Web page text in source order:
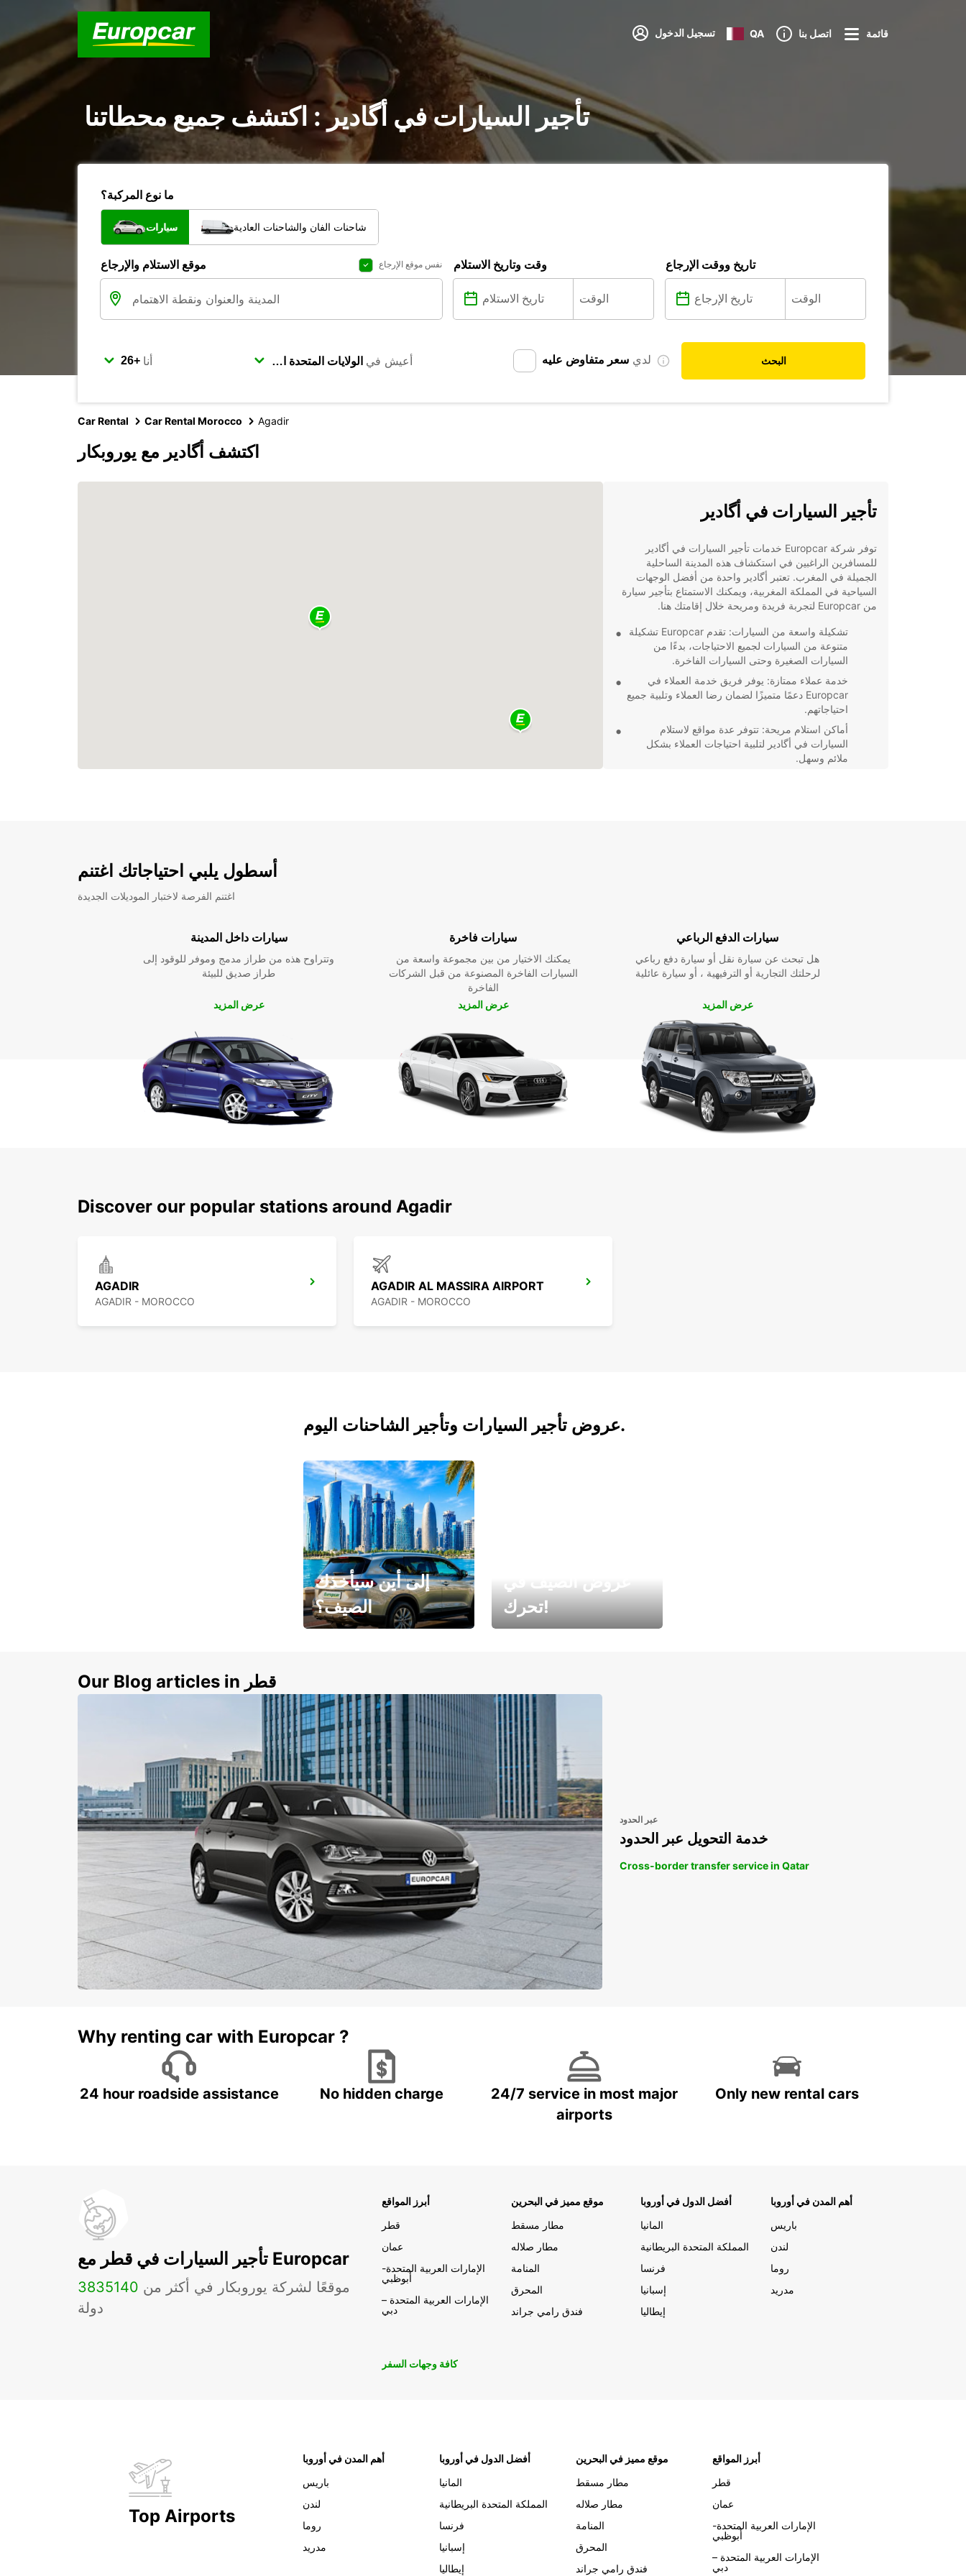
تسجيل الدخول QA اتصل بنا قائمة
تأجير السيارات في أگادير : اكتشف جميع محطاتنا
ما نوع المركبة؟
سيارات شاحنات الفان والشاحنات العادية
موقع الاستلام والإرجاع نفس موقع الإرجاع وقت وتاريخ الاستلام تاريخ ووقت الإرجاع
أنا أعيش في لدي سعر متفاوض عليه البحث
Car Rental Car Rental Morocco Agadir
اكتشف أگادير مع يوروبكار
تأجير السيارات في أگادير
توفر شركة Europcar خدمات تأجير السيارات في أگادير
للمسافرين الراغبين في استكشاف هذه المدينة الساحلية
الجميلة في المغرب. تعتبر أگادير واحدة من أفضل الوجهات
السياحية في المملكة المغربية، ويمكنك الاستمتاع بتأجير سيارة
من Europcar لتجربة فريدة ومريحة خلال إقامتك هنا.
تشكيلة واسعة من السيارات: تقدم Europcar تشكيلة
متنوعة من السيارات لجميع الاحتياجات، بدءًا من
السيارات الصغيرة وحتى السيارات الفاخرة.
خدمة عملاء ممتازة: يوفر فريق خدمة العملاء في
Europcar دعمًا متميزًا لضمان رضا العملاء وتلبية جميع
احتياجاتهم.
أماكن استلام مريحة: تتوفر عدة مواقع لاستلام
السيارات في أگادير لتلبية احتياجات العملاء بشكل
ملائم وسهل.
أسطول يلبي احتياجاتك اغتنم
اغتنم الفرصة لاختبار الموديلات الجديدة
سيارات داخل المدينة
وتتراوح هذه من طراز مدمج وموفر للوقود إلى
طراز صديق للبيئة
عرض المزيد
سيارات فاخرة
يمكنك الاختيار من بين مجموعة واسعة من
السيارات الفاخرة المصنوعة من قبل الشركات
الفاخرة
عرض المزيد
سيارات الدفع الرباعي
هل تبحث عن سيارة نقل أو سيارة دفع رباعي
لرحلتك التجارية أو الترفيهية ، أو سيارة عائلية
عرض المزيد
Discover our popular stations around Agadir
AGADIR
AGADIR - MOROCCO
AGADIR AL MASSIRA AIRPORT
AGADIR - MOROCCO
عروض تأجير السيارات وتأجير الشاحنات اليوم.
إلى أين سيأخذك
الصيف؟
تحرك!
Our Blog articles in قطر
عبر الحدود
خدمة التحويل عبر الحدود
Cross-border transfer service in Qatar
Why renting car with Europcar ?
24 hour roadside assistance No hidden charge
24/7 service in most major
airports
Only new rental cars
تأجير السيارات في قطر مع Europcar
3835 موقعًا لشركة يوروبكار في أكثر من 140
دولة
أبرز المواقع
قطر
عمان
الإمارات العربية المتحدة-
أبوظبي
الإمارات العربية المتحدة –
دبي
موقع مميز في البحرين
مطار مسقط
مطار صلاله
المنامة
المحرق
فندق رامي جراند
أفضل الدول في أوروبا
المانيا
المملكة المتحدة البريطانية
فرنسا
إسبانيا
إيطاليا
أهم المدن في أوروبا
باريس
لندن
روما
مدريد
كافة وجهات السفر
Top Airports
أهم المدن في أوروبا
باريس
لندن
روما
مدريد
أفضل الدول في أوروبا
المانيا
المملكة المتحدة البريطانية
فرنسا
إسبانيا
إيطاليا
موقع مميز في البحرين
مطار مسقط
مطار صلاله
المنامة
المحرق
فندق رامي جراند
أبرز المواقع
قطر
عمان
الإمارات العربية المتحدة-
أبوظبي
الإمارات العربية المتحدة –
دبي